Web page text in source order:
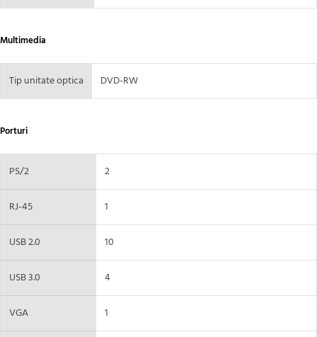
Multimedia
Tip unitate optica DVD-RW
Porturi
PS/2 2
RJ-45 1
USB 2.0 10
USB 3.0 4
VGA 1